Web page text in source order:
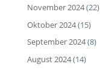
November 2024(22)
Oktober 2024(15)
September 2024(8)
August 2024(14)